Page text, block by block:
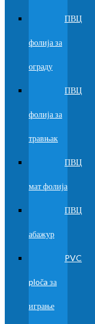
ПВЦ
фолија за
ограду
ПВЦ
фолија за
травњак
ПВЦ
мат фолија
ПВЦ
абажур
PVC
ploča за
играње